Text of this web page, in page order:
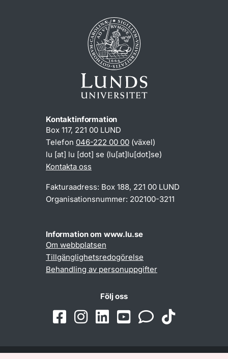
Kontaktinformation
Box 117, 221 00 LUND
Telefon 046-222 00 00 (växel)
lu [at] lu [dot] se (lu[at]lu[dot]se)
Kontakta oss
Fakturaadress: Box 188, 221 00 LUND
Organisationsnummer: 202100-3211
Information om www.lu.se
Om webbplatsen
Tillgänglighetsredogörelse
Behandling av personuppgifter
Följ oss